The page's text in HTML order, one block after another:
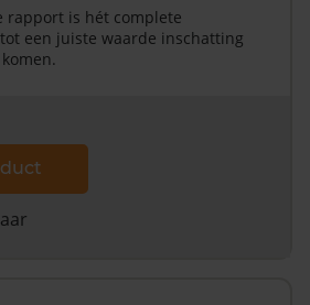
rapport is hét complete
een juiste waarde inschatting